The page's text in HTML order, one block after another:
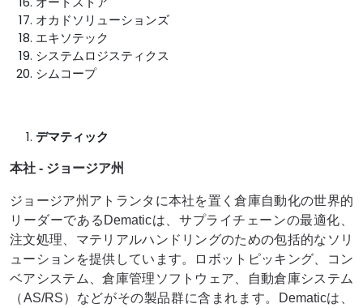
オカドソリューションズ
エキソテック
システムロジスティクス
シムコープ
デマティック
本社 - ジョージア州
ジョージア州アトランタに本社を置く倉庫自動化の世界的
リーダーであるDematicは、サプライチェーンの最適化、
注文処理、マテリアルハンドリングのための包括的なソリ
ューションを提供しています。ロボットピッキング、コン
ベアシステム、倉庫管理ソフトウェア、自動倉庫システム
（AS/RS）などがその製品群に含まれます。Dematicは、